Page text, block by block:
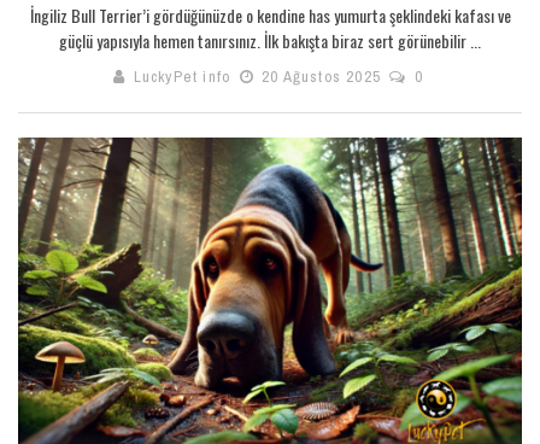
İngiliz Bull Terrier’i gördüğünüzde o kendine has yumurta şeklindeki kafası ve
güçlü yapısıyla hemen tanırsınız. İlk bakışta biraz sert görünebilir ...
LuckyPet info 20 Ağustos 2025 0